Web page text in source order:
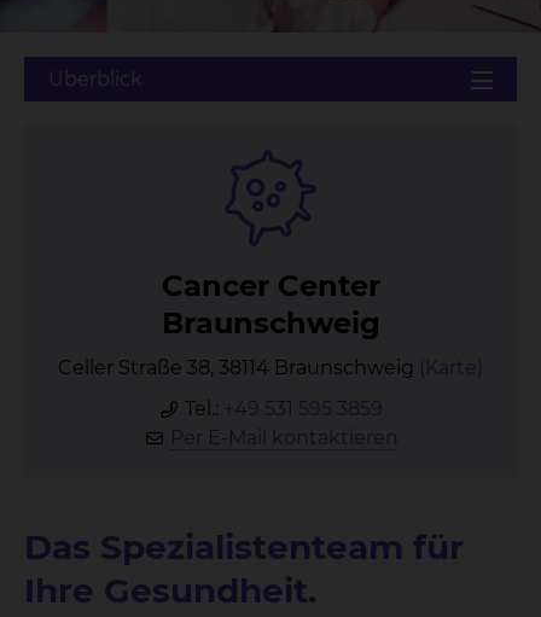
Can­cer Cen­ter
Braun­schweig
Celler Straße 38, 38114 Braunschweig (Karte)
Tel.: +49 531 595 3859
Per E-Mail kontaktieren
Das Spezialistenteam für
Ihre Gesundheit.